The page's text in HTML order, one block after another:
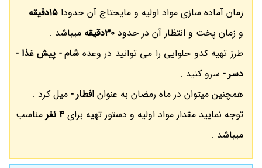
زمان آماده سازی مواد اولیه و مایحتاج آن حدودا 15دقیقه
و زمان پخت و انتظار آن در حدود 30دقیقه
میباشد .
طرز تهیه کدو حلوایی را می توانید در وعده شام - پیش غذا -
دسر - سرو کنید .
همچنین میتوان در ماه رمضان به عنوان افطار - میل کرد .
توجه نمایید مقدار مواد اولیه و دستور تهیه برای 4 نفر
مناسب
میباشد .